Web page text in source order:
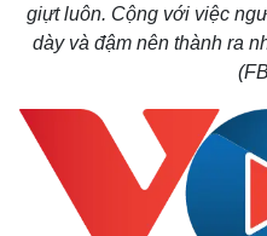
Bất động sản
Khởi nghiệp
giựt luôn. Cộng với việc
dày và đậm nên thành ra